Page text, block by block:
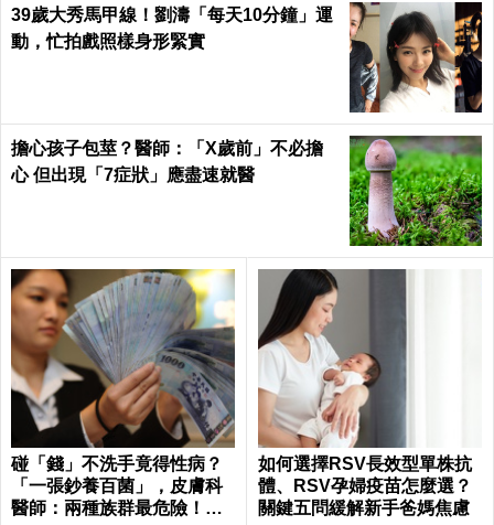
39歲大秀馬甲線！劉濤「每天10分鐘」運
動，忙拍戲照樣身形緊實
擔心孩子包莖？醫師：「X歲前」不必擔
心 但出現「7症狀」應盡速就醫
碰「錢」不洗手竟得性病？
「一張鈔養百菌」，皮膚科
醫師：兩種族群最危險！｜
如何選擇RSV長效型單株抗
體、RSV孕婦疫苗怎麼選？
關鍵五問緩解新手爸媽焦慮